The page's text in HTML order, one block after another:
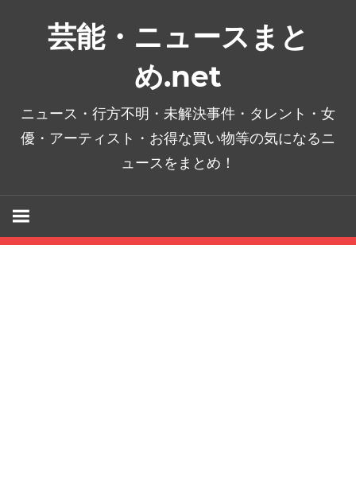
芸能・ニュースまと
め.net
ニュース・行方不明・未解決事件・タレント・女
優・アーティスト・お得な買い物等の気になるニ
ュースをまとめ！